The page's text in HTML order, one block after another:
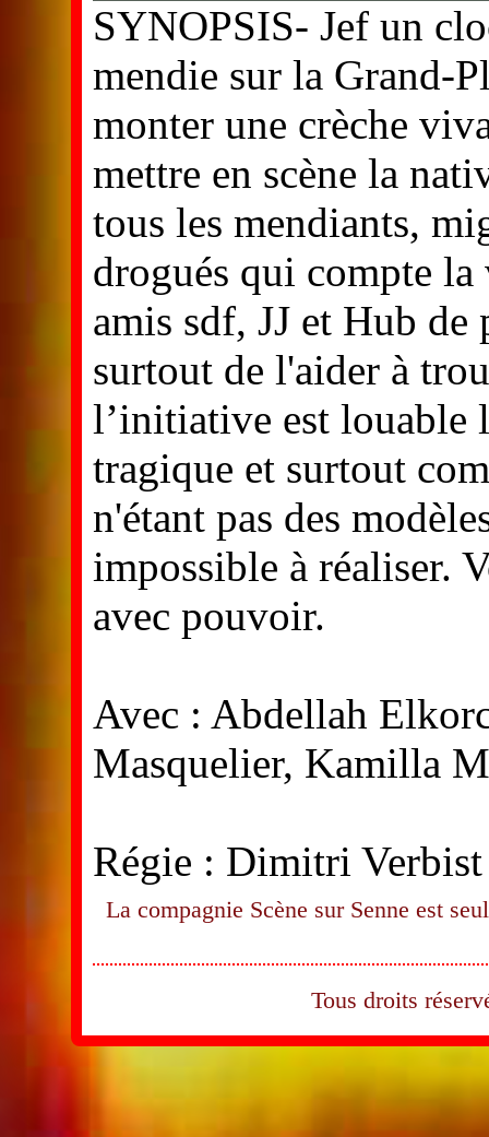
SYNOPSIS- Jef un
mendie sur la Grand-
monter une crèche
mettre en scène la
tous les mendiants,
drogués qui compte
amis sdf, JJ et Hub de
surtout de l'aider à
l’initiative est louable
tragique et surtout
n'étant pas des
impossible à réaliser.
avec pouvoir.
Avec : Abdellah
Masquelier, Kamilla
Régie : Dimitri Verbist
La compagnie Scène sur Senne est
Tous droits